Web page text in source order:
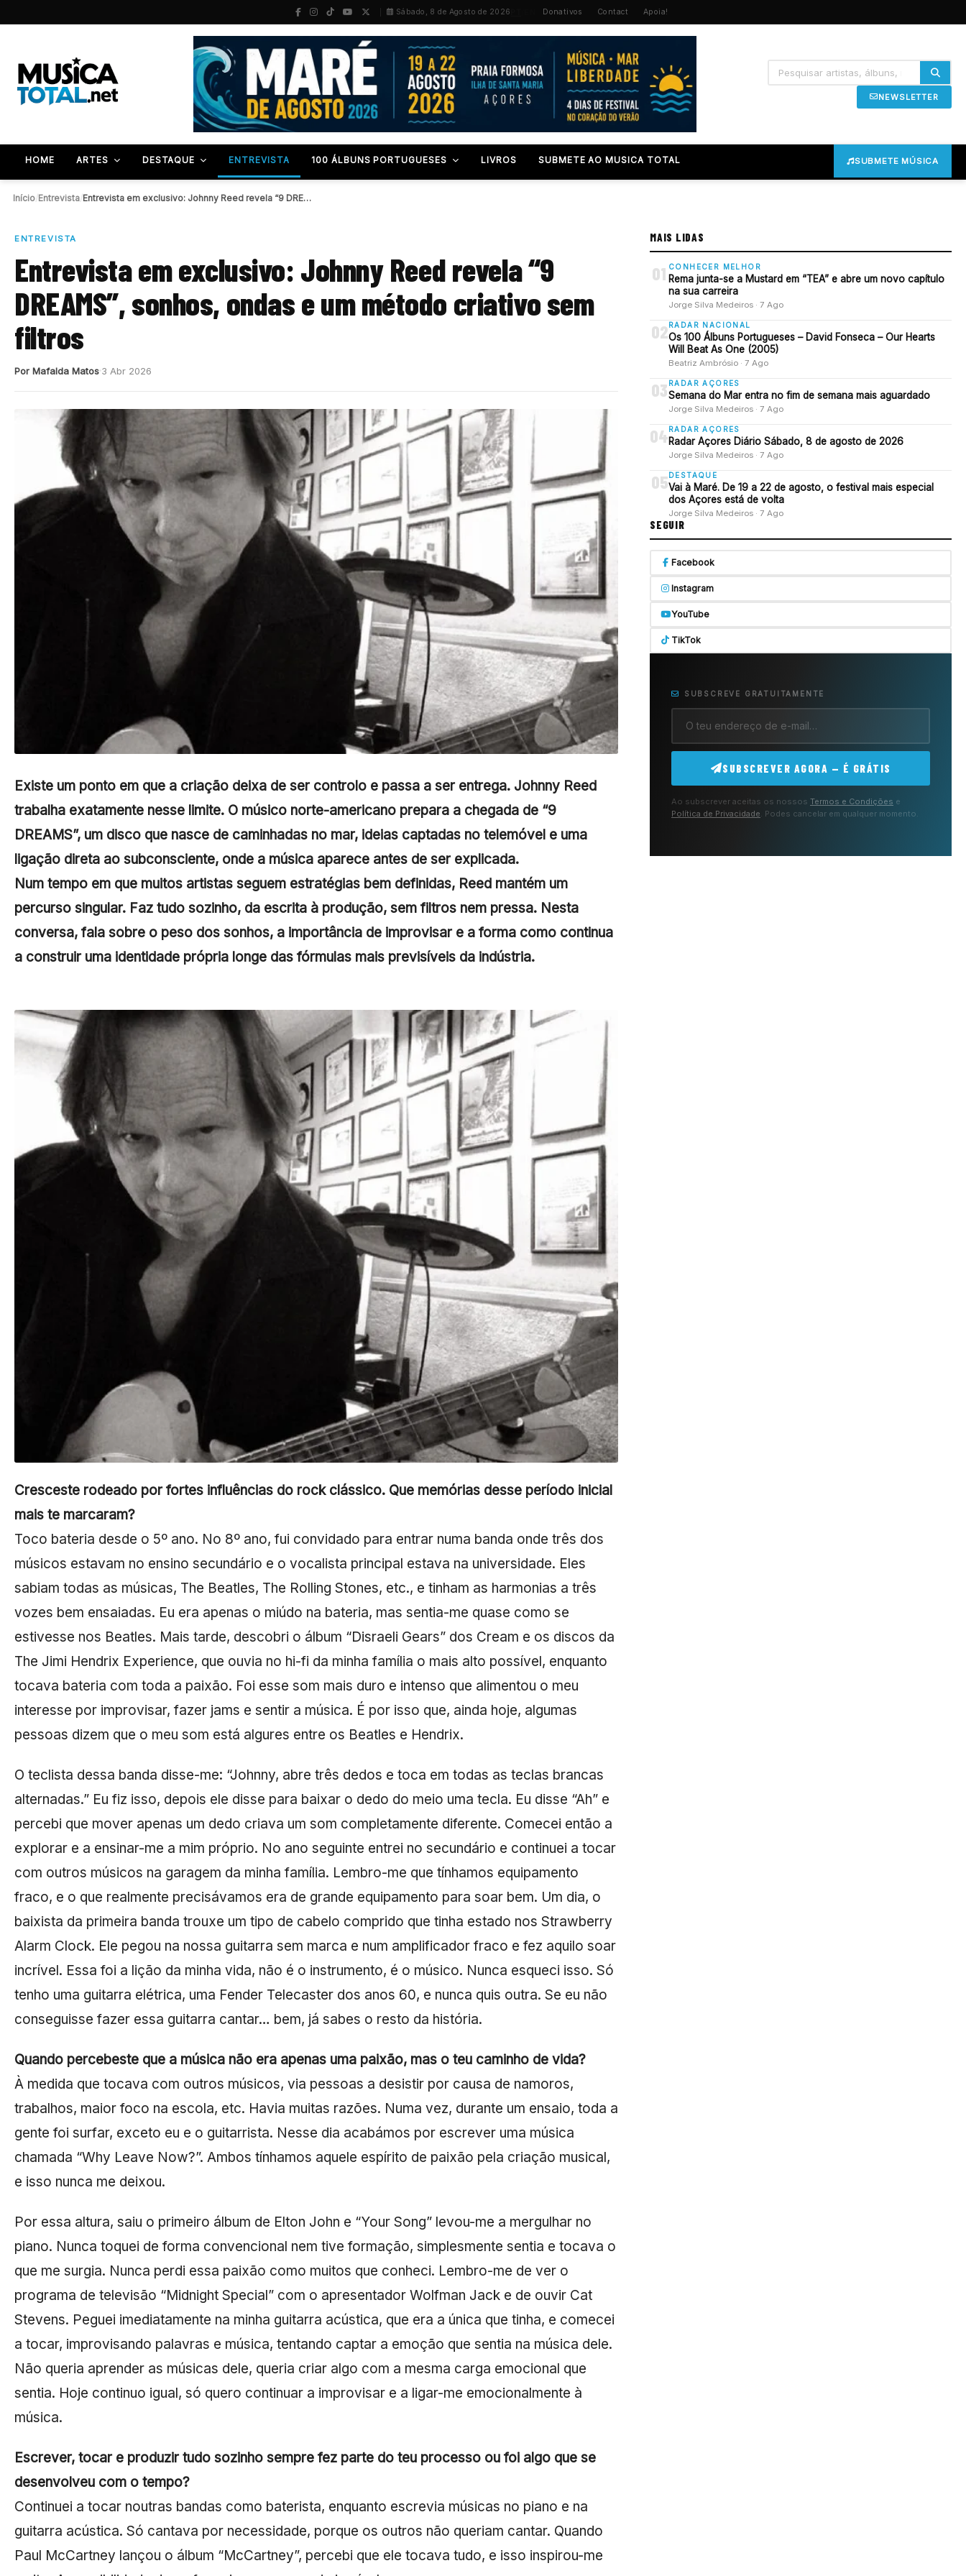
Sábado, 8 de Agosto de 2026 Donativos Contact Apoia!
NEWSLETTER
HOME ARTES DESTAQUE ENTREVISTA 100 ÁLBUNS PORTUGUESES LIVROS SUBMETE AO MUSICA TOTAL SUBMETE MÚSICA
Início Entrevista Entrevista em exclusivo: Johnny Reed revela “9 DREAMS”,…
ENTREVISTA
Entrevista em exclusivo: Johnny Reed revela “9
DREAMS”, sonhos, ondas e um método criativo sem
filtros
Por Mafalda Matos 3 Abr 2026
Existe um ponto em que a criação deixa de ser controlo e passa a ser entrega. Johnny Reed
trabalha exatamente nesse limite. O músico norte-americano prepara a chegada de “9
DREAMS”, um disco que nasce de caminhadas no mar, ideias captadas no telemóvel e uma
ligação direta ao subconsciente, onde a música aparece antes de ser explicada.
Num tempo em que muitos artistas seguem estratégias bem definidas, Reed mantém um
percurso singular. Faz tudo sozinho, da escrita à produção, sem filtros nem pressa. Nesta
conversa, fala sobre o peso dos sonhos, a importância de improvisar e a forma como continua
a construir uma identidade própria longe das fórmulas mais previsíveis da indústria.
Cresceste rodeado por fortes influências do rock clássico. Que memórias desse período inicial
mais te marcaram?
Toco bateria desde o 5º ano. No 8º ano, fui convidado para entrar numa banda onde três dos
músicos estavam no ensino secundário e o vocalista principal estava na universidade. Eles
sabiam todas as músicas, The Beatles, The Rolling Stones, etc., e tinham as harmonias a três
vozes bem ensaiadas. Eu era apenas o miúdo na bateria, mas sentia-me quase como se
estivesse nos Beatles. Mais tarde, descobri o álbum “Disraeli Gears” dos Cream e os discos da
The Jimi Hendrix Experience, que ouvia no hi-fi da minha família o mais alto possível, enquanto
tocava bateria com toda a paixão. Foi esse som mais duro e intenso que alimentou o meu
interesse por improvisar, fazer jams e sentir a música. É por isso que, ainda hoje, algumas
pessoas dizem que o meu som está algures entre os Beatles e Hendrix.
O teclista dessa banda disse-me: “Johnny, abre três dedos e toca em todas as teclas brancas
alternadas.” Eu fiz isso, depois ele disse para baixar o dedo do meio uma tecla. Eu disse “Ah” e
percebi que mover apenas um dedo criava um som completamente diferente. Comecei então a
explorar e a ensinar-me a mim próprio. No ano seguinte entrei no secundário e continuei a tocar
com outros músicos na garagem da minha família. Lembro-me que tínhamos equipamento
fraco, e o que realmente precisávamos era de grande equipamento para soar bem. Um dia, o
baixista da primeira banda trouxe um tipo de cabelo comprido que tinha estado nos Strawberry
Alarm Clock. Ele pegou na nossa guitarra sem marca e num amplificador fraco e fez aquilo soar
incrível. Essa foi a lição da minha vida, não é o instrumento, é o músico. Nunca esqueci isso. Só
tenho uma guitarra elétrica, uma Fender Telecaster dos anos 60, e nunca quis outra. Se eu não
conseguisse fazer essa guitarra cantar… bem, já sabes o resto da história.
Quando percebeste que a música não era apenas uma paixão, mas o teu caminho de vida?
À medida que tocava com outros músicos, via pessoas a desistir por causa de namoros,
trabalhos, maior foco na escola, etc. Havia muitas razões. Numa vez, durante um ensaio, toda a
gente foi surfar, exceto eu e o guitarrista. Nesse dia acabámos por escrever uma música
chamada “Why Leave Now?”. Ambos tínhamos aquele espírito de paixão pela criação musical,
e isso nunca me deixou.
Por essa altura, saiu o primeiro álbum de Elton John e “Your Song” levou-me a mergulhar no
piano. Nunca toquei de forma convencional nem tive formação, simplesmente sentia e tocava o
que me surgia. Nunca perdi essa paixão como muitos que conheci. Lembro-me de ver o
programa de televisão “Midnight Special” com o apresentador Wolfman Jack e de ouvir Cat
Stevens. Peguei imediatamente na minha guitarra acústica, que era a única que tinha, e comecei
a tocar, improvisando palavras e música, tentando captar a emoção que sentia na música dele.
Não queria aprender as músicas dele, queria criar algo com a mesma carga emocional que
sentia. Hoje continuo igual, só quero continuar a improvisar e a ligar-me emocionalmente à
música.
Escrever, tocar e produzir tudo sozinho sempre fez parte do teu processo ou foi algo que se
desenvolveu com o tempo?
Continuei a tocar noutras bandas como baterista, enquanto escrevia músicas no piano e na
guitarra acústica. Só cantava por necessidade, porque os outros não queriam cantar. Quando
Paul McCartney lançou o álbum “McCartney”, percebi que ele tocava tudo, e isso inspirou-me
MAIS LIDAS
01 CONHECER MELHOR
Rema junta-se a Mustard em “TEA” e abre um novo capítulo
na sua carreira
Jorge Silva Medeiros · 7 Ago
02 RADAR NACIONAL
Os 100 Álbuns Portugueses – David Fonseca – Our Hearts
Will Beat As One (2005)
Beatriz Ambrósio · 7 Ago
03 RADAR AÇORES
Semana do Mar entra no fim de semana mais aguardado
Jorge Silva Medeiros · 7 Ago
04RADAR AÇORES
Radar Açores Diário Sábado, 8 de agosto de 2026
Jorge Silva Medeiros · 7 Ago
05 DESTAQUE
Vai à Maré. De 19 a 22 de agosto, o festival mais especial
dos Açores está de volta
Jorge Silva Medeiros · 7 Ago
SEGUIR
Facebook
Instagram
YouTube
TikTok
SUBSCREVE GRATUITAMENTE
SUBSCREVER AGORA — É GRÁTIS
Ao subscrever aceitas os nossos Termos e Condições e
Política de Privacidade . Podes cancelar em qualquer momento.